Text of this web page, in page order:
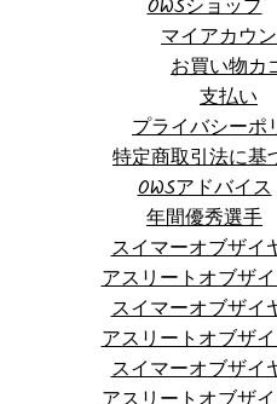
OWSショップ
マイアカウ
お買い物カ
支払い
プライバシーポ
特定商取引法に基
OWSアドバイス
年間優秀選手
スイマーオブザイ
アスリートオブザ
スイマーオブザイ
アスリートオブザ
スイマーオブザイ